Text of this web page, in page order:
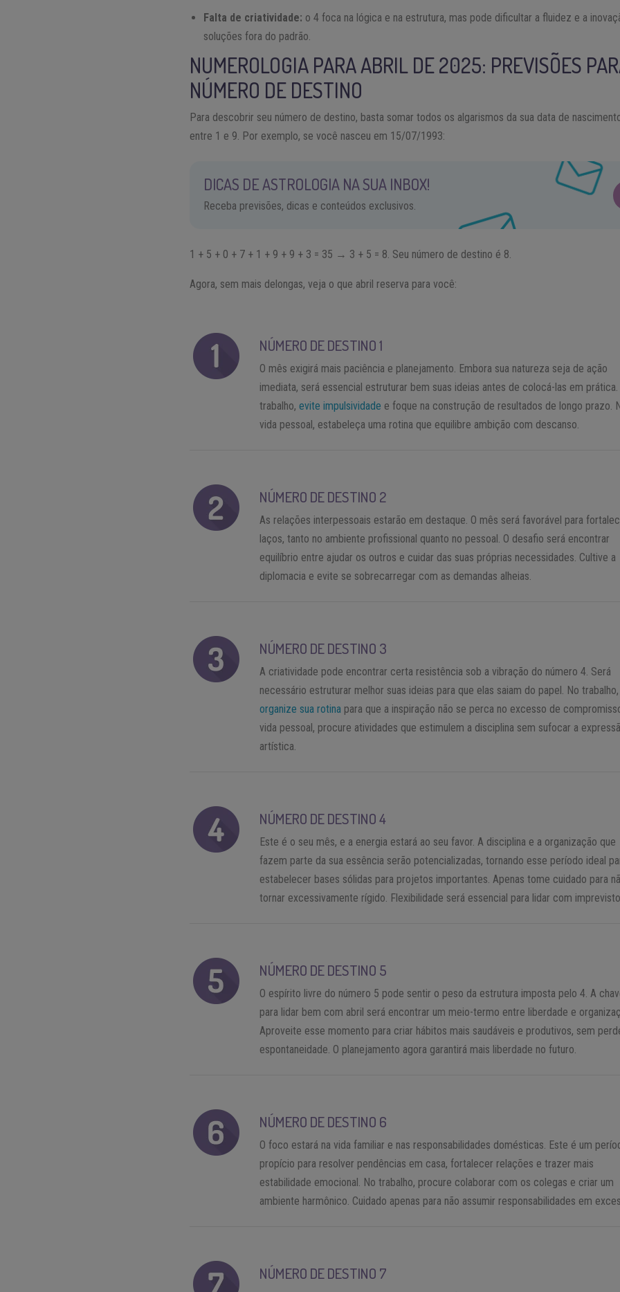
Falta de criatividade: o 4 foca na lógica e na estrutura, mas pode dificultar a fluidez e a
soluções fora do padrão.
NUMEROLOGIA PARA ABRIL DE 2025: PREVISÕES
NÚMERO DE DESTINO
Para descobrir seu número de destino, basta somar todos os algarismos da sua data de
entre 1 e 9. Por exemplo, se você nasceu em 15/07/1993:
DICAS DE ASTROLOGIA NA SUA INBOX!
Receba previsões, dicas e conteúdos exclusivos.
1 + 5 + 0 + 7 + 1 + 9 + 9 + 3 = 35 → 3 + 5 = 8. Seu número de destino é 8.
Agora, sem mais delongas, veja o que abril reserva para você:
NÚMERO DE DESTINO 1
O mês exigirá mais paciência e planejamento. Embora sua natureza seja de ação
imediata, será essencial estruturar bem suas ideias antes de colocá-las em prática.
trabalho,evite impulsividade e foque na construção de resultados de longo prazo.
vida pessoal, estabeleça uma rotina que equilibre ambição com descanso.
NÚMERO DE DESTINO 2
As relações interpessoais estarão em destaque. O mês será favorável para
laços, tanto no ambiente profissional quanto no pessoal. O desafio será encontrar
equilíbrio entre ajudar os outros e cuidar das suas próprias necessidades. Cultive a
diplomacia e evite se sobrecarregar com as demandas alheias.
NÚMERO DE DESTINO 3
A criatividade pode encontrar certa resistência sob a vibração do número 4. Será
necessário estruturar melhor suas ideias para que elas saiam do papel. No trabalho,
organize sua rotina para que a inspiração não se perca no excesso de
vida pessoal, procure atividades que estimulem a disciplina sem sufocar a
artística.
NÚMERO DE DESTINO 4
Este é o seu mês, e a energia estará ao seu favor. A disciplina e a organização que
fazem parte da sua essência serão potencializadas, tornando esse período ideal
estabelecer bases sólidas para projetos importantes. Apenas tome cuidado para
tornar excessivamente rígido. Flexibilidade será essencial para lidar com
NÚMERO DE DESTINO 5
O espírito livre do número 5 pode sentir o peso da estrutura imposta pelo 4. A
para lidar bem com abril será encontrar um meio-termo entre liberdade e
Aproveite esse momento para criar hábitos mais saudáveis e produtivos, sem
espontaneidade. O planejamento agora garantirá mais liberdade no futuro.
NÚMERO DE DESTINO 6
O foco estará na vida familiar e nas responsabilidades domésticas. Este é um
propício para resolver pendências em casa, fortalecer relações e trazer mais
estabilidade emocional. No trabalho, procure colaborar com os colegas e criar um
ambiente harmônico. Cuidado apenas para não assumir responsabilidades em
NÚMERO DE DESTINO 7